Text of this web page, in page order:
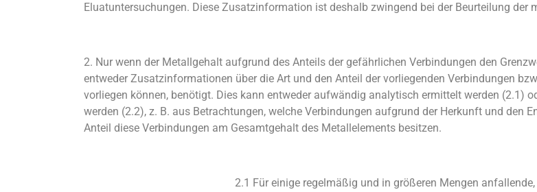
Eluatuntersuchungen. Diese Zusatzinformation ist deshalb zwingend bei der Beurteilung der
2. Nur wenn der Metallgehalt aufgrund des Anteils der gefährlichen Verbindungen den
entweder Zusatzinformationen über die Art und den Anteil der vorliegenden Verbindungen
vorliegen können, benötigt. Dies kann entweder aufwändig analytisch ermittelt werden (2.1)
werden (2.2), z. B. aus Betrachtungen, welche Verbindungen aufgrund der Herkunft und den
Anteil diese Verbindungen am Gesamtgehalt des Metallelements besitzen.
2.1 Für einige regelmäßig und in größeren Mengen